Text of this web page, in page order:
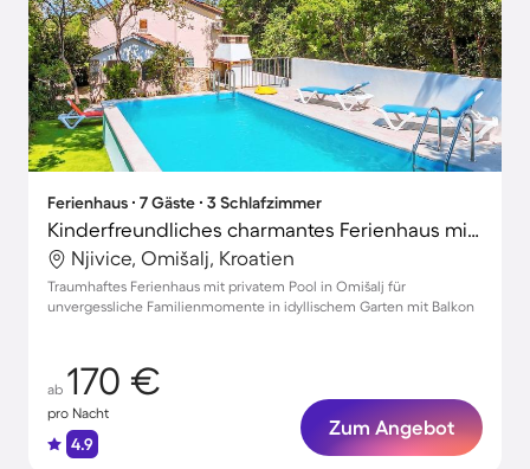
Ferienhaus ∙ 7 Gäste ∙ 3 Schlafzimmer
Kinderfreundliches charmantes Ferienhaus mit Grill, privatem Pool und Garten
Njivice, Omišalj, Kroatien
Traumhaftes Ferienhaus mit privatem Pool in Omišalj für
unvergessliche Familienmomente in idyllischem Garten mit Balkon
ab 170 €
pro Nacht
4.9
Zum Angebot